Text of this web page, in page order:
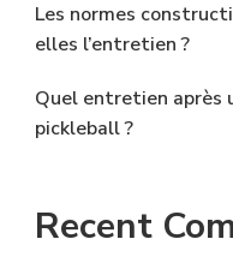
Les normes
elles l’entretien ?
Quel entretien
pickleball ?
Recent